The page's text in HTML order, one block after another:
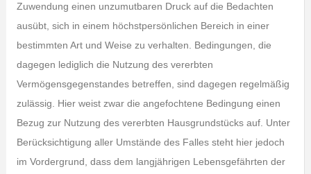
Zuwendung einen unzumutbaren Druck auf die Bedachten
ausübt, sich in einem höchstpersönlichen Bereich in einer
bestimmten Art und Weise zu verhalten. Bedingungen, die
dagegen lediglich die Nutzung des vererbten
Vermögensgegenstandes betreffen, sind dagegen regelmäßig
zulässig. Hier weist zwar die angefochtene Bedingung einen
Bezug zur Nutzung des vererbten Hausgrundstücks auf. Unter
Berücksichtigung aller Umstände des Falles steht hier jedoch
im Vordergrund, dass dem langjährigen Lebensgefährten der